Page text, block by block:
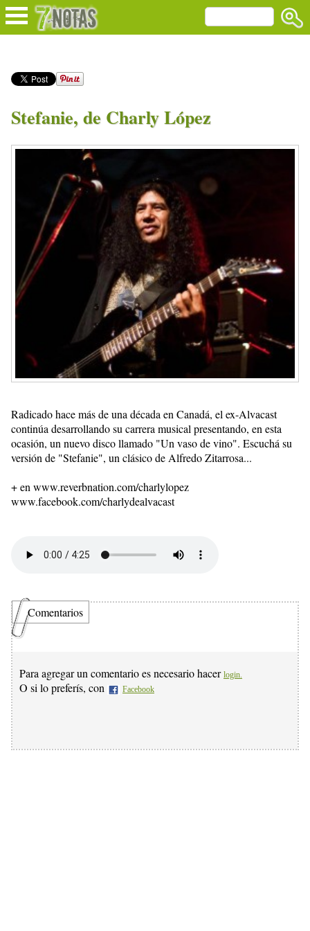
Stefanie, de Charly López
Radicado hace más de una década en Canadá, el ex-Alvacast
continúa desarrollando su carrera musical presentando, en esta
ocasión, un nuevo disco llamado "Un vaso de vino". Escuchá su
versión de "Stefanie", un clásico de Alfredo Zitarrosa...
+ en www.reverbnation.com/charlylopez
www.facebook.com/charlydealvacast
Comentarios
Para agregar un comentario es necesario hacer login.
O si lo preferís, con Facebook